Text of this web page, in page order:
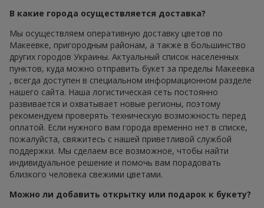
В какие города осуществляется доставка?
Мы осуществляем оперативную доставку цветов по
Макеевке, пригородным районам, а также в большинство
других городов Украины. Актуальный список населенных
пунктов, куда можно отправить букет за пределы Макеевка
, всегда доступен в специальном информационном разделе
нашего сайта. Наша логистическая сеть постоянно
развивается и охватывает новые регионы, поэтому
рекомендуем проверять техническую возможность перед
оплатой. Если нужного вам города временно нет в списке,
пожалуйста, свяжитесь с нашей приветливой службой
поддержки. Мы сделаем все возможное, чтобы найти
индивидуальное решение и помочь вам порадовать
близкого человека свежими цветами.
Можно ли добавить открытку или подарок к букету?